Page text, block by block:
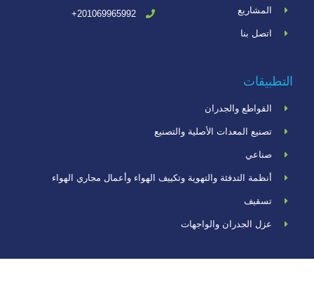
المشاريع
اتصل بنا
201069965992+
التطبيقات
القواطع والجدران
تصنيع المعدات الأصلية والتصنيع
صناعي
أنظمة التدفئة والتهوية وتكييف الهواء وأعمال مجاري الهواء
تسقيف
عزل الجدران والواجهات